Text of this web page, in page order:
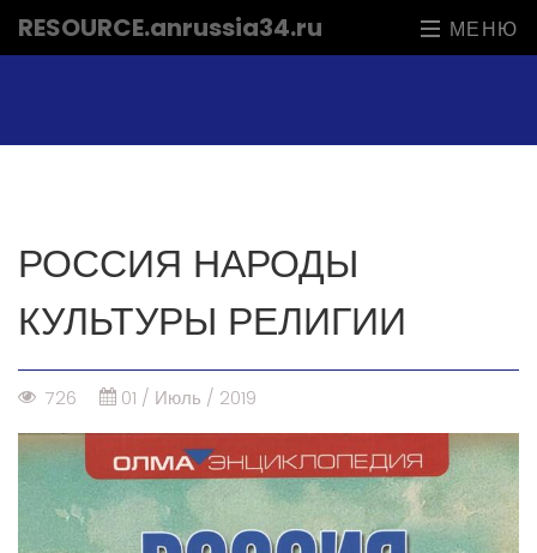
RESOURCE.anrussia34.ru МЕНЮ
РОССИЯ НАРОДЫ
КУЛЬТУРЫ РЕЛИГИИ
726 01 / Июль / 2019